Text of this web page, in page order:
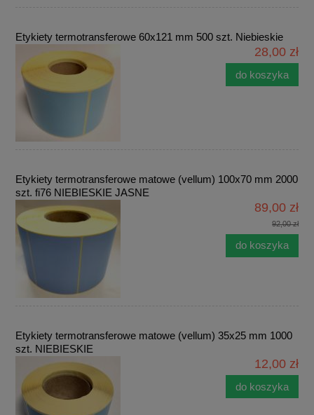
Etykiety termotransferowe 60x121 mm 500 szt. Niebieskie
28,00 zł
do koszyka
Etykiety termotransferowe matowe (vellum) 100x70 mm 2000
szt. fi76 NIEBIESKIE JASNE
89,00 zł
92,00 zł
do koszyka
Etykiety termotransferowe matowe (vellum) 35x25 mm 1000
szt. NIEBIESKIE
12,00 zł
do koszyka